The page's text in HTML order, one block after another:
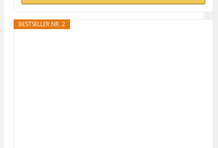
BESTSELLER NR. 2